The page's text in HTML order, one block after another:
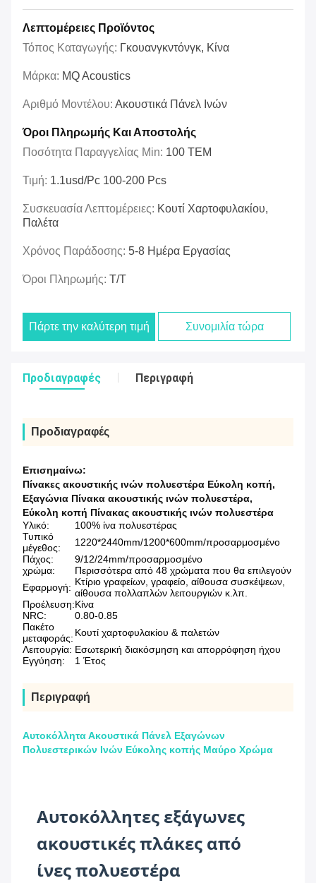
Λεπτομέρειες Προϊόντος
Τόπος Καταγωγής: Γκουανγκντόνγκ, Κίνα
Μάρκα: MQ Acoustics
Αριθμό Μοντέλου: Ακουστικά Πάνελ Ινών
Όροι Πληρωμής Και Αποστολής
Ποσότητα Παραγγελίας Min: 100 ΤΕΜ
Τιμή: 1.1usd/pc 100-200 Pcs
Συσκευασία Λεπτομέρειες: Κουτί Χαρτοφυλακίου,
Παλέτα
Χρόνος Παράδοσης: 5-8 Ημέρα Εργασίας
Όροι Πληρωμής: T/T
Πάρτε την καλύτερη τιμή Συνομιλία τώρα
Προδιαγραφές Περιγραφή
Προδιαγραφές
Επισημαίνω:
Πίνακες ακουστικής ινών πολυεστέρα Εύκολη κοπή,
Εξαγώνια Πίνακα ακουστικής ινών πολυεστέρα,
Εύκολη κοπή Πίνακας ακουστικής ινών πολυεστέρα
Υλικό:
100% ίνα πολυεστέρας
Τυπικό
μέγεθος:
1220*2440mm/1200*600mm/προσαρμοσμένο
Πάχος:
9/12/24mm/προσαρμοσμένο
χρώμα:
Περισσότερα από 48 χρώματα που θα επιλεγούν
Εφαρμογή: Κτίριο γραφείων, γραφείο, αίθουσα συσκέψεων,
αίθουσα πολλαπλών λειτουργιών κ.λπ.
Προέλευση:Κίνα
NRC:
0.80-0.85
Πακέτο
μεταφοράς: Κουτί χαρτοφυλακίου & παλετών
Λειτουργία: Εσωτερική διακόσμηση και απορρόφηση ήχου
Εγγύηση:
1 Έτος
Περιγραφή
Αυτοκόλλητα Ακουστικά Πάνελ Εξαγώνων
Πολυεστερικών Ινών Εύκολης κοπής Μαύρο Χρώμα
Αυτοκόλλητες εξάγωνες
ακουστικές πλάκες από
ίνες πολυεστέρα